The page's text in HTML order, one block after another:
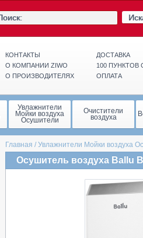
КОНТАКТЫ
О КОМПАНИИ ZIWO
О ПРОИЗВОДИТЕЛЯХ
ДОСТАВКА
100
ОПЛАТА
Увлажнители
Мойки воздуха
Осушители
Очистители
воздуха
Главная / Увлажнители Мойки воздуха
Осушитель воздуха Ballu